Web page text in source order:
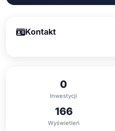
Kontakt
0
Inwestycji
166
Wyświetleń